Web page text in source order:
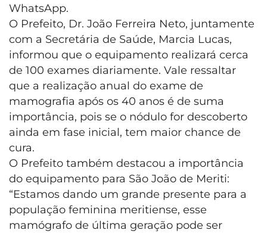
WhatsApp.
O Prefeito, Dr. João Ferreira Neto, juntamente
com a Secretária de Saúde, Marcia Lucas,
informou que o equipamento realizará cerca
de 100 exames diariamente. Vale ressaltar
que a realização anual do exame de
mamografia após os 40 anos é de suma
importância, pois se o nódulo for descoberto
ainda em fase inicial, tem maior chance de
cura.
O Prefeito também destacou a importância
do equipamento para São João de Meriti:
“Estamos dando um grande presente para a
população feminina meritiense, esse
mamógrafo de última geração pode ser